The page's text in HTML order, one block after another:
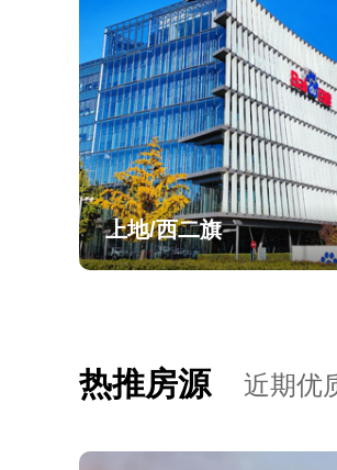
上地/西二旗
热推房源 近期优